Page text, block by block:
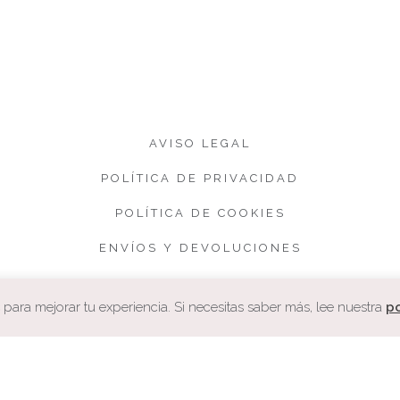
AVISO LEGAL
POLÍTICA DE PRIVACIDAD
POLÍTICA DE COOKIES
ENVÍOS Y DEVOLUCIONES
mejorar tu experiencia. Si necesitas saber más, lee nuestra